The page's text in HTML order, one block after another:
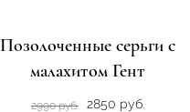
Позолоченные серьги с
малахитом Гент
2990 руб. 2850 руб.